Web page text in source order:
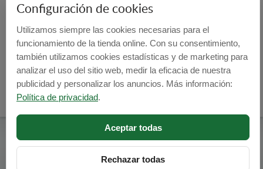
Harghita, Romania
E-mail: info@cubrecarter.com
Site: www.cubrecarter.com
Cubre Carter -© 2026
Configuración de cookies
Utilizamos siempre las cookies necesarias para el
funcionamiento de la tienda online. Con su consentimiento,
también utilizamos cookies estadísticas y de marketing para
analizar el uso del sitio web, medir la eficacia de nuestra
publicidad y personalizar los anuncios. Más información:
Política de privacidad.
Aceptar todas
Rechazar todas